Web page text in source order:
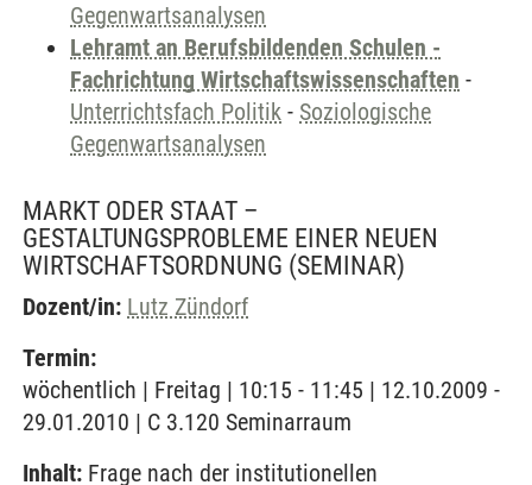
Gegenwartsanalysen
Lehramt an Berufsbildenden Schulen -
Fachrichtung Wirtschaftswissenschaften -
Unterrichtsfach Politik - Soziologische
Gegenwartsanalysen
MARKT ODER STAAT –
GESTALTUNGSPROBLEME EINER NEUEN
WIRTSCHAFTSORDNUNG (SEMINAR)
Dozent/in: Lutz Zündorf
Termin:
wöchentlich | Freitag | 10:15 - 11:45 | 12.10.2009 -
29.01.2010 | C 3.120 Seminarraum
Inhalt: Frage nach der institutionellen